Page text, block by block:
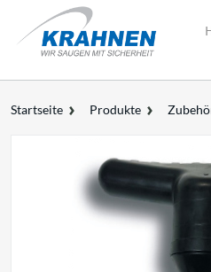
Startseite Produkte